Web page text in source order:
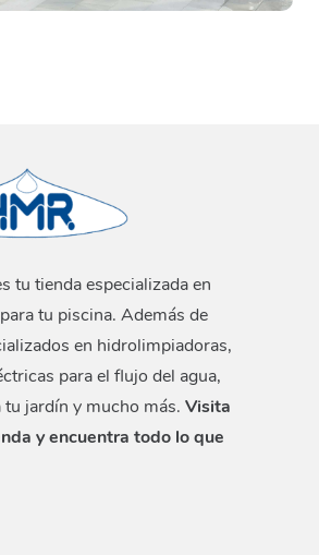
tu tienda especializada en
tu piscina. Además de
en hidrolimpiadoras,
para el flujo del agua,
tu jardín y mucho más. Visita
y encuentra todo lo que